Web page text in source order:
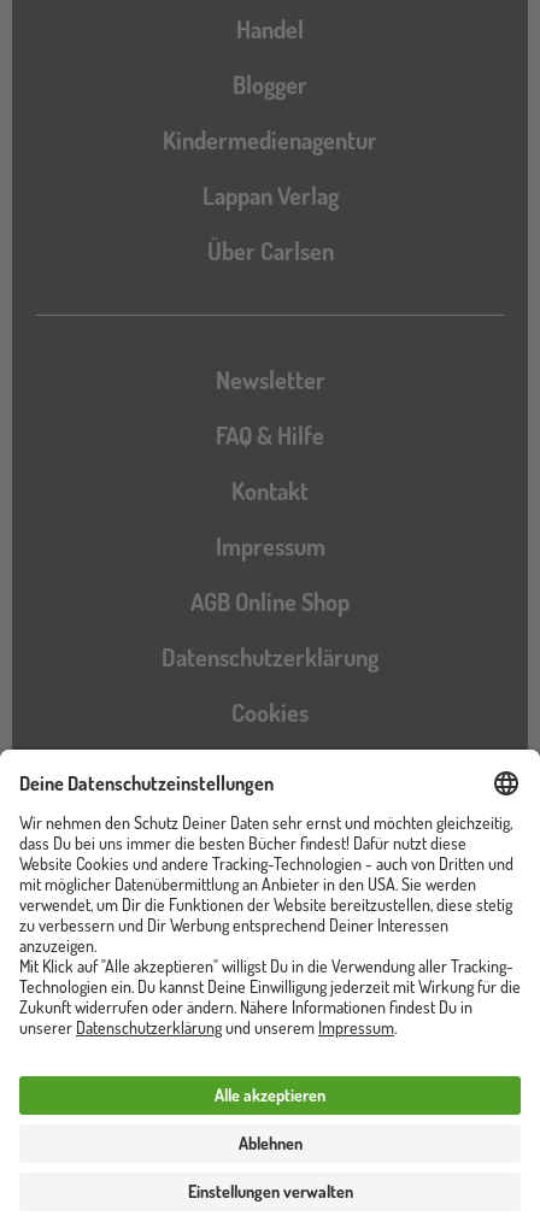
Handel
Blogger
Kindermedienagentur
Lappan Verlag
Über Carlsen
Newsletter
FAQ & Hilfe
Kontakt
Impressum
AGB Online Shop
Datenschutzerklärung
Cookies
Barrierefreiheitserklärung
Instagram
TikTokPinterestYouTubeFacebook
Unser Shop ist von
Trusted Shops zertifiziert
Vertrag widerrufen